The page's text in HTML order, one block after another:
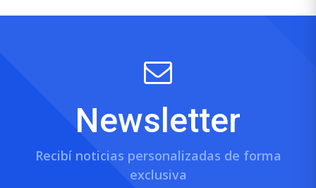
Newsletter
Recibí noticias personalizadas de forma
exclusiva